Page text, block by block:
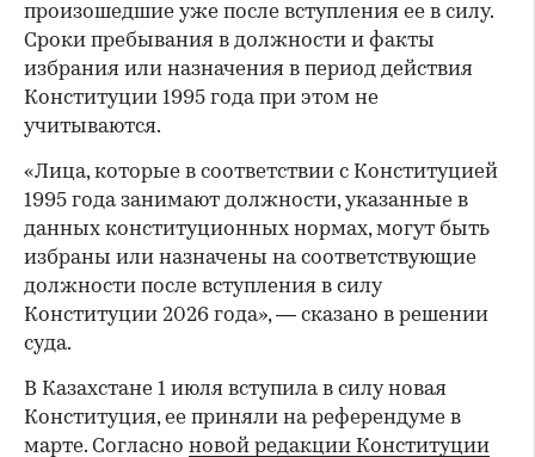
произошедшие уже после вступления ее в силу.
Сроки пребывания в должности и факты
избрания или назначения в период действия
Конституции 1995 года при этом не
учитываются.
«Лица, которые в соответствии с Конституцией
1995 года занимают должности, указанные в
данных конституционных нормах, могут быть
избраны или назначены на соответствующие
должности после вступления в силу
Конституции 2026 года», — сказано в решении
суда.
В Казахстане 1 июля вступила в ‌силу новая
Конституция, ее приняли на референдуме в
марте. Согласно новой редакции Конституции